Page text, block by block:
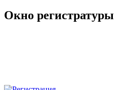
Окно регистратуры